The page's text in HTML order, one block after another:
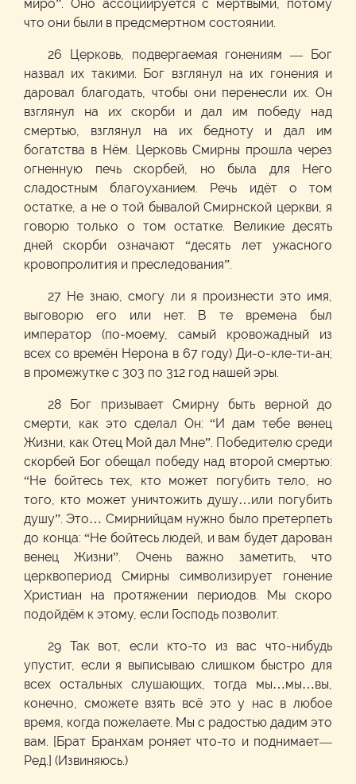
миро”. Оно ассоциируется с мёртвыми, потому
что они были в предсмертном состоянии.
26 Церковь, подвергаемая гонениям — Бог
назвал их такими. Бог взглянул на их гонения и
даровал благодать, чтобы они перенесли их. Он
взглянул на их скорби и дал им победу над
смертью, взглянул на их бедноту и дал им
богатства в Нём. Церковь Смирны прошла через
огненную печь скорбей, но была для Него
сладостным благоуханием. Речь идёт о том
остатке, а не о той бывалой Смирнской церкви, я
говорю только о том остатке. Великие десять
дней скорби означают “десять лет ужасного
кровопролития и преследования”.
27 Не знаю, смогу ли я произнести это имя,
выговорю его или нет. В те времена был
император (по-моему, самый кровожадный из
всех со времён Нерона в 67 году) Ди-о-кле-ти-ан;
в промежутке с 303 по 312 год нашей эры.
28 Бог призывает Смирну быть верной до
смерти, как это сделал Он: “И дам тебе венец
Жизни, как Отец Мой дал Мне”. Победителю среди
скорбей Бог обещал победу над второй смертью:
“Не бойтесь тех, кто может погубить тело, но
того, кто может уничтожить душу…или погубить
душу”. Это… Смирнийцам нужно было претерпеть
до конца: “Не бойтесь людей, и вам будет дарован
венец Жизни”. Очень важно заметить, что
церквопериод Смирны символизирует гонение
Христиан на протяжении периодов. Мы скоро
подойдём к этому, если Господь позволит.
29 Так вот, если кто-то из вас что-нибудь
упустит, если я выписываю слишком быстро для
всех остальных слушающих, тогда мы…мы…вы,
конечно, сможете взять всё это у нас в любое
время, когда пожелаете. Мы с радостью дадим это
вам. [Брат Бранхам роняет что-то и поднимает—
Ред.] (Извиняюсь.)